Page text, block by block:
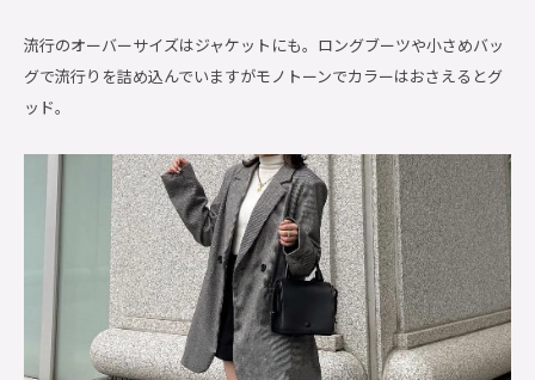
流行のオーバーサイズはジャケットにも。ロングブーツや小さめバッ
グで流行りを詰め込んでいますがモノトーンでカラーはおさえるとグ
ッド。